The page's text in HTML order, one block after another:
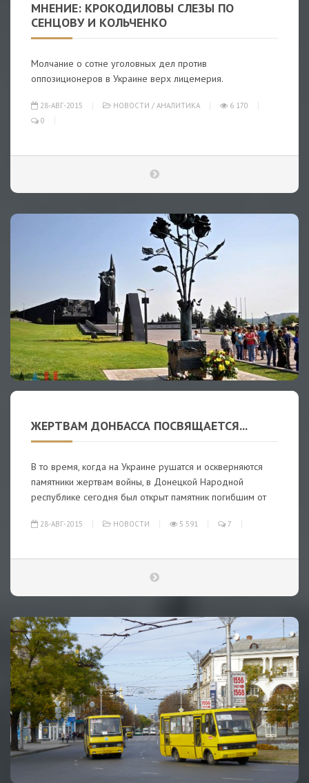
МНЕНИЕ: КРОКОДИЛОВЫ СЛЕЗЫ ПО
СЕНЦОВУ И КОЛЬЧЕНКО
Молчание о сотне уголовных дел против
оппозиционеров в Украине верх лицемерия.
28-АВГ-2015 НОВОСТИ / АНАЛИТИКА
6 170
0
ЖЕРТВАМ ДОНБАССА ПОСВЯЩАЕТСЯ...
В то время, когда на Украине рушатся и оскверняются
памятники жертвам войны, в Донецкой Народной
республике сегодня был открыт памятник погибшим от
28-АВГ-2015 НОВОСТИ 5 591 7